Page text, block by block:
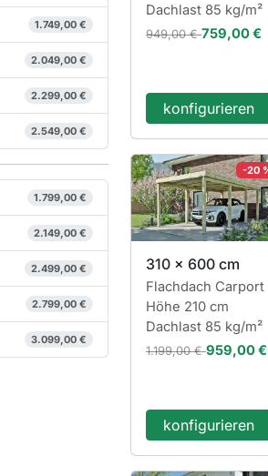
1.749,00 €
2.049,00 €
2.299,00 €
2.549,00 €
1.799,00 €
2.149,00 €
2.499,00 €
2.799,00 €
3.099,00 €
Dachlast 85 kg/m²
949,00 €759,00 €
konfigurieren
-20
310 x 600 cm
Flachdach Carport
Höhe 210 cm
Dachlast 85 kg/m²
1.199,00 €959,00 €
konfigurieren